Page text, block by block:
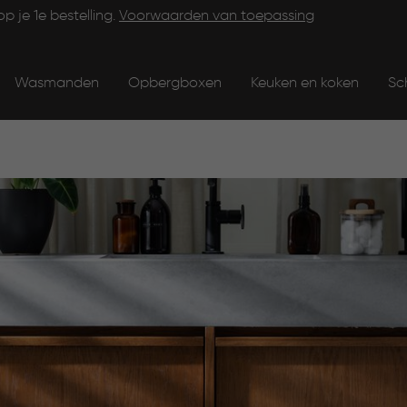
je 1e bestelling. Voorwaarden van toepassing
Wasmanden Opbergboxen Keuken en koken